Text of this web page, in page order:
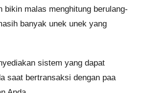
bikin malas menghitung berulang-
banyak unek unek yang
sistem yang dapat
saat bertransaksi dengan paa